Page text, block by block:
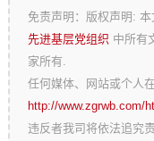
免责声明：版权声明: 本
先进基层党组织 中所有
家所有.
任何媒体、网站或个人
http://www.zgrwb.com/
违反者我司将依法追究